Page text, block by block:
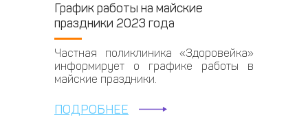
График работы на майские
праздники 2023 года
Частная поликлиника «Здоровейка»
информирует о графике работы в
майские праздники.
ПОДРОБНЕЕ